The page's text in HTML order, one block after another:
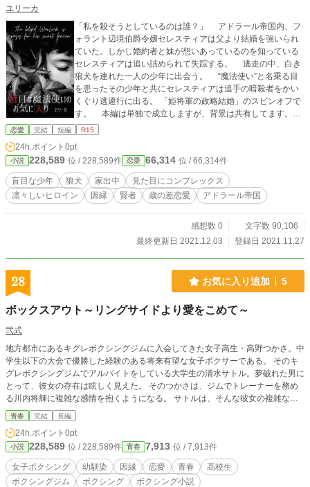
ユリーカ
「私を殺そうとしているのは誰？」 アドラール帝国内、フ
ォラント辺境伯爵令嬢セレスティアは父より結婚を強いられ
ていた。しかし婚約者と妹が想いあっているのを知っている
セレスティアは追い詰められて失踪する。 逃走の中、白き
狼犬を連れた一人の少年に出会う。 “魔法使い”と名乗る目
を患ったその少年と共にセレスティアは追手の暗殺者をかい
くぐり逃避行に出る。 「姫将軍の政略結婚」のスピンオフで
す。 本編は単独で成立しますが、背景は共有してます。外
伝や一部本編でヒーロー兄弟が出ます。 ※ 全編完結済み。誤
使いとありますが、世界観は魔法スキルなしの物理攻撃のみ
です。 ※ エグくない程度に若干の戦闘と流血あります。今回
は戦闘＜謎解きな感じです。R15は保険？
恋愛 完結 短編 R15
24h.ポイント 0pt
小説 228,589 位 / 228,589件 恋愛 66,314 位 / 66,314件
盲目な少年 狼犬 家出中
見た目にコンプレックス
凛々しいヒロイン
因縁 賢者 歳の差恋愛 アドラール帝国
感想数 0
文字数 90,106
最終更新日 2021.12.03
登録日 2021.11.27
28 お気に入り追加 5
ボックスアウト～リングサイドより愛をこめて～
弐式
地方都市にあるキグレボクシングジムに入会してきた女子高生・高野つかさ。中
学生以下の大会で優勝した経験のある将来有望な女子ボクサーである。 そのキ
グレボクシングジムでアルバイトをしている大学生の清水サトル。夢破れた男に
とって、彼女の存在は眩しく見えた。 そのつかさは、ジムでトレーナーを務め
る川内将輝に複雑な感情を抱くようになる。 サトルは、そんな彼女の複雑な感
情の正体を知ってしまい……。 ※作中の舞台は2014年に設定しています。その
ため、現在では開催されていない大会名が出てきたりしています。
青春 完結 長編
24h.ポイント 0pt
小説 228,589 位 / 228,589件 青春 7,913 位 / 7,913件
女子ボクシング 幼馴染 因縁 恋愛 青春
高校生
ボクシングジム
ボクシング ボクシング小説